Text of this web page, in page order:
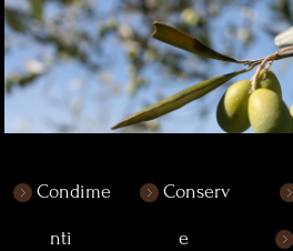
Condime
nti
Conserv
e